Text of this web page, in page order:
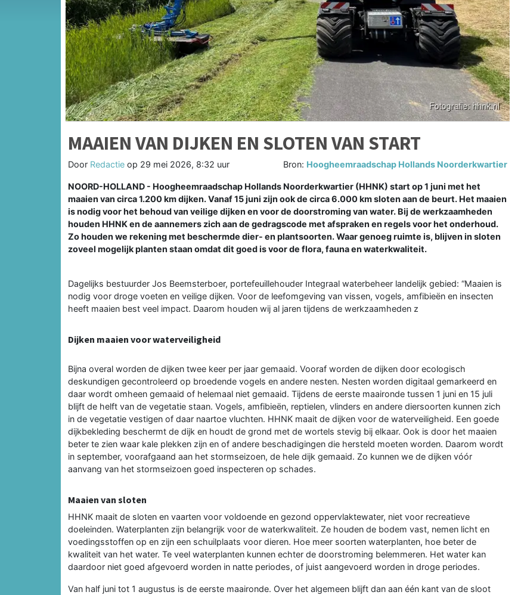
MAAIEN VAN DIJKEN EN SLOTEN VAN START
Door Redactie op 29 mei 2026, 8:32 uur Bron: Hoogheemraadschap Hollands Noorderkwartier
NOORD-HOLLAND - Hoogheemraadschap Hollands Noorderkwartier (HHNK) start op 1 juni met het
maaien van circa 1.200 km dijken. Vanaf 15 juni zijn ook de circa 6.000 km sloten aan de beurt. Het maaien
is nodig voor het behoud van veilige dijken en voor de doorstroming van water. Bij de werkzaamheden
houden HHNK en de aannemers zich aan de gedragscode met afspraken en regels voor het onderhoud.
Zo houden we rekening met beschermde dier- en plantsoorten. Waar genoeg ruimte is, blijven in sloten
zoveel mogelijk planten staan omdat dit goed is voor de flora, fauna en waterkwaliteit.
Dagelijks bestuurder Jos Beemsterboer, portefeuillehouder Integraal waterbeheer landelijk gebied: “Maaien is
nodig voor droge voeten en veilige dijken. Voor de leefomgeving van vissen, vogels, amfibieën en insecten
heeft maaien best veel impact. Daarom houden wij al jaren tijdens de werkzaamheden z
Dijken maaien voor waterveiligheid
Bijna overal worden de dijken twee keer per jaar gemaaid. Vooraf worden de dijken door ecologisch
deskundigen gecontroleerd op broedende vogels en andere nesten. Nesten worden digitaal gemarkeerd en
daar wordt omheen gemaaid of helemaal niet gemaaid. Tijdens de eerste maaironde tussen 1 juni en 15 juli
blijft de helft van de vegetatie staan. Vogels, amfibieën, reptielen, vlinders en andere diersoorten kunnen zich
in de vegetatie vestigen of daar naartoe vluchten. HHNK maait de dijken voor de waterveiligheid. Een goede
dijkbekleding beschermt de dijk en houdt de grond met de wortels stevig bij elkaar. Ook is door het maaien
beter te zien waar kale plekken zijn en of andere beschadigingen die hersteld moeten worden. Daarom wordt
in september, voorafgaand aan het stormseizoen, de hele dijk gemaaid. Zo kunnen we de dijken vóór
aanvang van het stormseizoen goed inspecteren op schades.
Maaien van sloten
HHNK maait de sloten en vaarten voor voldoende en gezond oppervlaktewater, niet voor recreatieve
doeleinden. Waterplanten zijn belangrijk voor de waterkwaliteit. Ze houden de bodem vast, nemen licht en
voedingsstoffen op en zijn een schuilplaats voor dieren. Hoe meer soorten waterplanten, hoe beter de
kwaliteit van het water. Te veel waterplanten kunnen echter de doorstroming belemmeren. Het water kan
daardoor niet goed afgevoerd worden in natte periodes, of juist aangevoerd worden in droge periodes.
Van half juni tot 1 augustus is de eerste maaironde. Over het algemeen blijft dan aan één kant van de sloot